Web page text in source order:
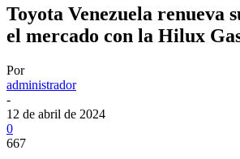
Toyota Venezuela renueva
el mercado con la Hilux
Por
administrador
-
12 de abril de 2024
0
667